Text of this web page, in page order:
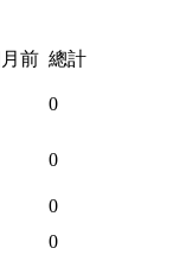
前 總計
0
0
0
0